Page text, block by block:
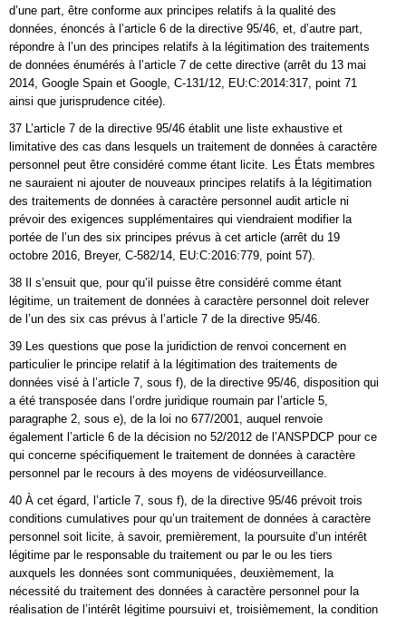
d’une part, être conforme aux principes relatifs à la qualité des
données, énoncés à l’article 6 de la directive 95/46, et, d’autre part,
répondre à l’un des principes relatifs à la légitimation des traitements
de données énumérés à l’article 7 de cette directive (arrêt du 13 mai
2014, Google Spain et Google, C‑131/12, EU:C:2014:317, point 71
ainsi que jurisprudence citée).
37 L’article 7 de la directive 95/46 établit une liste exhaustive et
limitative des cas dans lesquels un traitement de données à caractère
personnel peut être considéré comme étant licite. Les États membres
ne sauraient ni ajouter de nouveaux principes relatifs à la légitimation
des traitements de données à caractère personnel audit article ni
prévoir des exigences supplémentaires qui viendraient modifier la
portée de l’un des six principes prévus à cet article (arrêt du 19
octobre 2016, Breyer, C‑582/14, EU:C:2016:779, point 57).
38 Il s’ensuit que, pour qu’il puisse être considéré comme étant
légitime, un traitement de données à caractère personnel doit relever
de l’un des six cas prévus à l’article 7 de la directive 95/46.
39 Les questions que pose la juridiction de renvoi concernent en
particulier le principe relatif à la légitimation des traitements de
données visé à l’article 7, sous f), de la directive 95/46, disposition qui
a été transposée dans l’ordre juridique roumain par l’article 5,
paragraphe 2, sous e), de la loi no 677/2001, auquel renvoie
également l’article 6 de la décision no 52/2012 de l’ANSPDCP pour ce
qui concerne spécifiquement le traitement de données à caractère
personnel par le recours à des moyens de vidéosurveillance.
40 À cet égard, l’article 7, sous f), de la directive 95/46 prévoit trois
conditions cumulatives pour qu’un traitement de données à caractère
personnel soit licite, à savoir, premièrement, la poursuite d’un intérêt
légitime par le responsable du traitement ou par le ou les tiers
auxquels les données sont communiquées, deuxièmement, la
nécessité du traitement des données à caractère personnel pour la
réalisation de l’intérêt légitime poursuivi et, troisièmement, la condition